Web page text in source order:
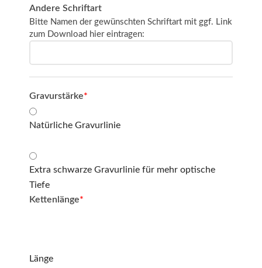
Andere Schriftart
Bitte Namen der gewünschten Schriftart mit ggf. Link
zum Download hier eintragen:
*
Gravurstärke
Natürliche Gravurlinie
Extra schwarze Gravurlinie für mehr optische
Tiefe
*
Kettenlänge
Länge